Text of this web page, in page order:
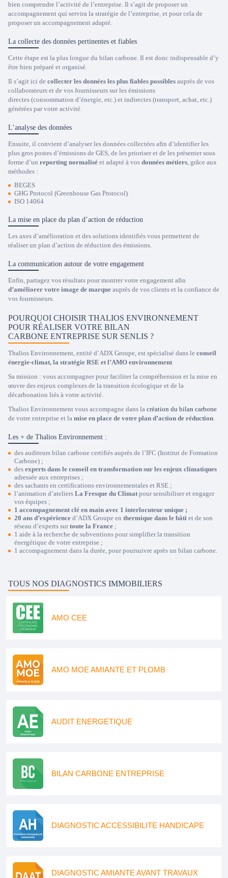
bien comprendre l’activité de l’entreprise. Il s’agit de proposer un
accompagnement qui servira la stratégie de l’entreprise, et pour cela de
proposer un accompagnement adapté.
La collecte des données pertinentes et fiables
Cette étape est la plus longue du bilan carbone. Il est donc indispensable d’y
être bien préparé et organisé.
Il s’agit ici de collecter les données les plus fiables possibles auprès de vos
collaborateurs et de vos fournisseurs sur les émissions
directes (consommation d’énergie, etc.) et indirectes (transport, achat, etc.)
générées par votre activité.
L’analyse des données
Ensuite, il convient d’analyser les données collectées afin d’identifier les
plus gros postes d’émissions de GES, de les prioriser et de les présenter sous
forme d’un reporting normalisé et adapté à vos données métiers, grâce aux
méthodes :
BEGES
GHG Protocol (Greenhouse Gas Protocol)
ISO 14064
La mise en place du plan d’action de réduction
Les axes d’amélioration et des solutions identifiés vous permettent de
réaliser un plan d’action de réduction des émissions.
La communication autour de votre engagement
Enfin, partagez vos résultats pour montrer votre engagement afin
d’améliorer votre image de marque auprès de vos clients et la confiance de
vos fournisseurs.
POURQUOI CHOISIR THALIOS ENVIRONNEMENT
POUR RÉALISER VOTRE BILAN
CARBONE ENTREPRISE SUR SENLIS ?
Thalios Environnement, entité d’ADX Groupe, est spécialisé dans le conseil
énergie-climat, la stratégie RSE et l’AMO environnement.
Sa mission : vous accompagner pour faciliter la compréhension et la mise en
œuvre des enjeux complexes de la transition écologique et de la
décarbonation liés à votre activité.
Thalios Environnement vous accompagne dans la création du bilan carbone
de votre entreprise et la mise en place de votre plan d’action de réduction.
Les + de Thalios Environnement :
des auditeurs bilan carbone certifiés auprès de l’IFC (Institut de Formation
Carbone) ;
des experts dans le conseil en transformation sur les enjeux climatiques
adressée aux entreprises ;
des sachants en certifications environnementales et RSE ;
l’animation d’ateliers La Fresque du Climat pour sensibiliser et engager
vos équipes ;
1 accompagnement clé en main avec 1 interlocuteur unique ;
20 ans d’expérience d’ADX Groupe en thermique dans le bâti et de son
réseau d’experts surtoute la France ;
1 aide à la recherche de subventions pour simplifier la transition
énergétique de votre entreprise ;
1 accompagnement dans la durée, pour poursuivre après un bilan carbone.
TOUS NOS DIAGNOSTICS IMMOBILIERS
AMO CEE
AMO MOE AMIANTE ET PLOMB
AUDIT ENERGETIQUE
BILAN CARBONE ENTREPRISE
DIAGNOSTIC ACCESSIBILITE HANDICAPE
DIAGNOSTIC AMIANTE AVANT TRAVAUX